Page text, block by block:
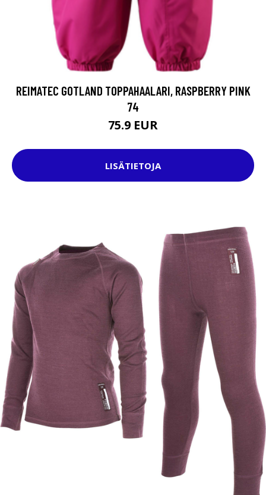
REIMATEC GOTLAND TOPPAHAALARI, RASPBERRY PINK
74
75.9 EUR
LISÄTIETOJA